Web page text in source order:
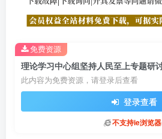
理论学习中心组坚持人民至上专题研
此内容为免费资源，请登录后查看
登录查看
不支持ie浏览器
免费资源